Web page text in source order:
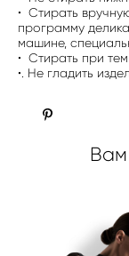
• Стирать
программу
машине,
• Стирать при
•. Не гладить
Вам